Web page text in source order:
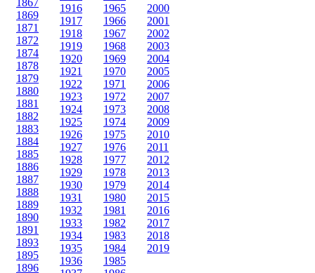
1869
1871
1872
1874
1878
1879
1880
1881
1882
1883
1884
1885
1886
1887
1888
1889
1890
1891
1893
1895
1896
1916
1917
1918
1919
1920
1921
1922
1923
1924
1925
1926
1927
1928
1929
1930
1931
1932
1933
1934
1935
1936
1965
1966
1967
1968
1969
1970
1971
1972
1973
1974
1975
1976
1977
1978
1979
1980
1981
1982
1983
1984
1985
2000
2001
2002
2003
2004
2005
2006
2007
2008
2009
2010
2011
2012
2013
2014
2015
2016
2017
2018
2019